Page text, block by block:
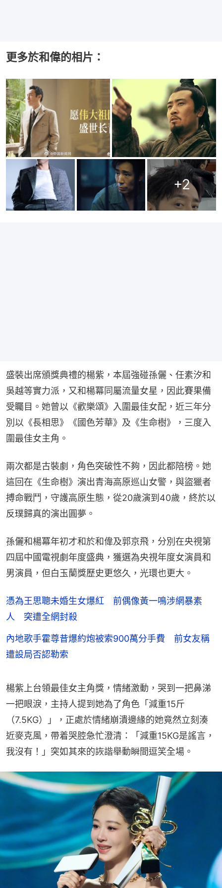
更多於和偉的相片：
+2
盛裝出席頒獎典禮的楊紫，本屆強碰孫儷、任素汐和
吳越等實力派，又和楊冪同屬流量女星，因此賽果備
受矚目。她曾以《歡樂頌》入圍最佳女配，近三年分
別以《長相思》《國色芳華》及《生命樹》，三度入
圍最佳女主角。
兩次都是古裝劇，角色突破性不夠，因此都陪榜。她
這回在《生命樹》演出青海高原巡山女警，與盜獵者
搏命戰鬥，守護高原生態，從20歲演到40歲，終於以
反璞歸真的演出圓夢。
孫儷和楊冪年初才和於和偉及郭京飛，分別在央視第
四屆中國電視劇年度盛典，獲選為央視年度女演員和
男演員，但白玉蘭獎歷史更悠久，光環也更大。
憑為王思聰未婚生女爆紅 前偶像黃一鳴涉網暴素
人 突遭全網封殺
內地歌手霍尊昔爆約炮被索900萬分手費 前女友稱
遭設局否認勒索
楊紫上台領最佳女主角獎，情緒激動，哭到一把鼻涕
一把眼淚，主持人提到她為了角色「減重15斤
（7.5KG）」，正處於情緒崩潰邊緣的她竟然立刻湊
近麥克風，帶着哭腔急忙澄清：「減重15KG是謠言，
我沒有！」突如其來的詼諧舉動瞬間逗笑全場。